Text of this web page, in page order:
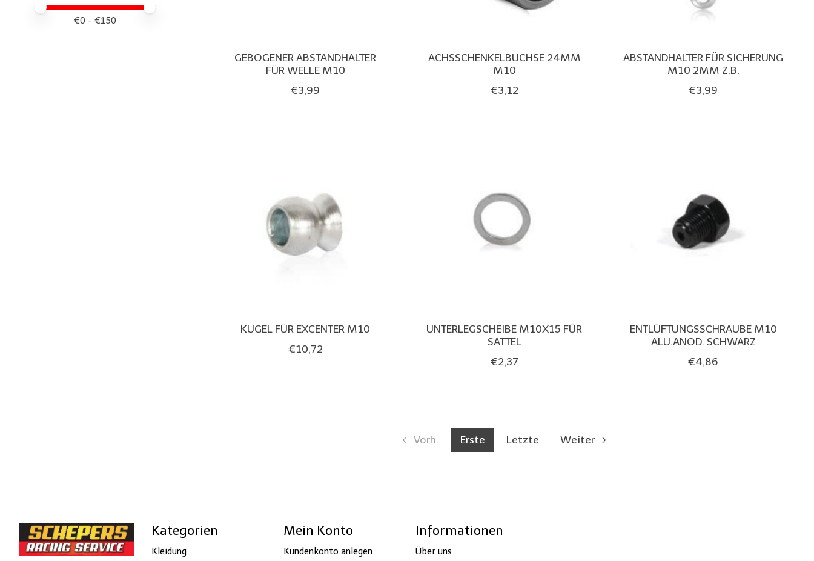
Preis – Mindestwert
Price maximum value
€0 - €150
GEBOGENER ABSTANDHALTER
FÜR WELLE M10
€3,99
ACHSSCHENKELBUCHSE 24MM
M10
€3,12
ABSTANDHALTER FÜR SICHERUNG
M10 2MM Z.B.
€3,99
KUGEL FÜR EXCENTER M10
€10,72
UNTERLEGSCHEIBE M10X15 FÜR
SATTEL
€2,37
ENTLÜFTUNGSSCHRAUBE M10
ALU.ANOD. SCHWARZ
€4,86
Vorh. Erste Letzte Weiter
Kategorien
Kleidung
Mein Konto
Kundenkonto anlegen
Informationen
Über uns